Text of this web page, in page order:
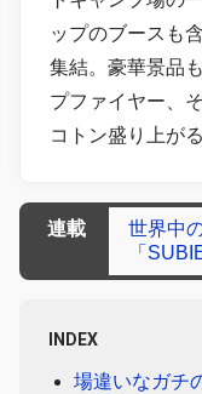
ップのブースも
集結。豪華景品
プファイヤー、
コトン盛り上が
連載
世界中
「
INDEX
場違いなガチ